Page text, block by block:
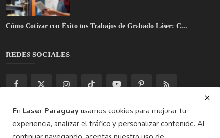
¡Suscríbete aquí para recibir cosas interesantes y
Suscribirse
En Laser Paraguay usamos cookies para mejorar tu
experiencia, analizar el tráfico y personalizar contenido. Al